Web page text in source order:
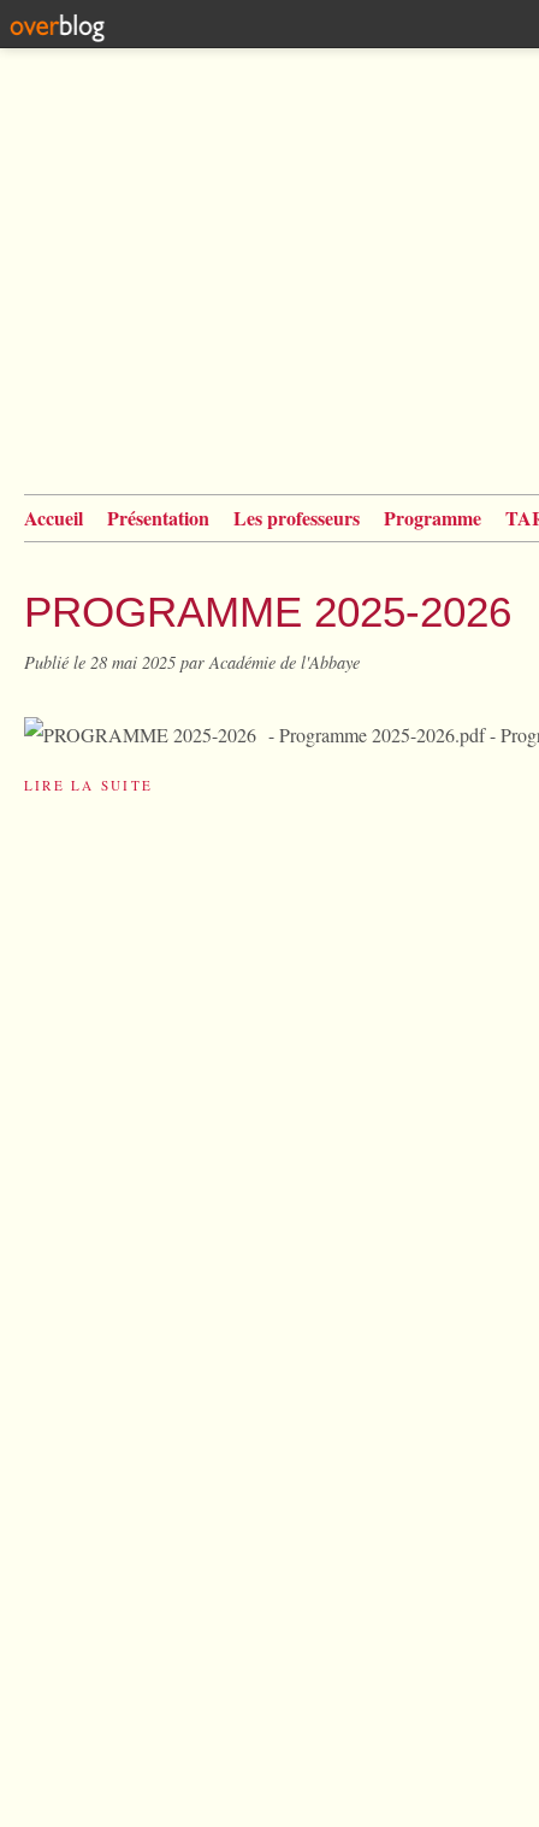
Accueil Présentation Les professeurs Programme
PROGRAMME 2025-2026
Publié le 28 mai 2025 par Académie de l'Abbaye
- Programme 2025-2026.pdf -
LIRE LA SUITE